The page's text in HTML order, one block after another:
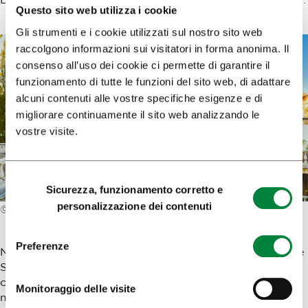
Questo sito web utilizza i cookie
Gli strumenti e i cookie utilizzati sul nostro sito web
raccolgono informazioni sui visitatori in forma anonima. Il
consenso all’uso dei cookie ci permette di garantire il
funzionamento di tutte le funzioni del sito web, di adattare
alcuni contenuti alle vostre specifiche esigenze e di
migliorare continuamente il sito web analizzando le
vostre visite.
Selezione
del
consenso
Sicurezza, funzionamento corretto e
personalizzazione dei contenuti
Preferenze
Monitoraggio delle visite
© Matej Kastelic/ Mostphotos
Nel primo decennio del secolo XX fu ristrutturata, in stile
Sezession, la casa Hauptmann, e nello stesso periodo fu
costruita anche la casa Urbanc, il primo grande
magazzino lubianese e uno dei più bei palazzi in stile